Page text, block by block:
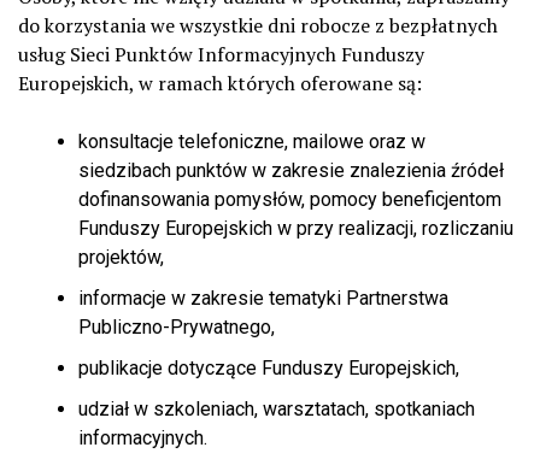
do korzystania we wszystkie dni robocze z bezpłatnych
usług Sieci Punktów Informacyjnych Funduszy
Europejskich, w ramach których oferowane są:
konsultacje telefoniczne, mailowe oraz w
siedzibach punktów w zakresie znalezienia źródeł
dofinansowania pomysłów, pomocy beneficjentom
Funduszy Europejskich w przy realizacji, rozliczaniu
projektów,
informacje w zakresie tematyki Partnerstwa
Publiczno-Prywatnego,
publikacje dotyczące Funduszy Europejskich,
udział w szkoleniach, warsztatach, spotkaniach
informacyjnych.